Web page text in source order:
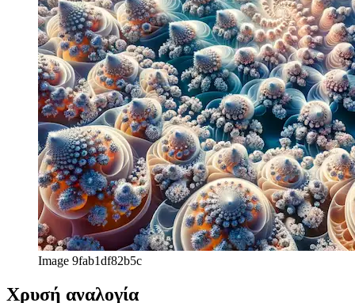
Ένα πολύ διάσημο σχέδιο και συνδέεται κυρίως με τη φυσική
ομορφιά και την αρμονία. Λαμβάνοντας τον ορισμό από τη
wikipedia, στα μαθηματικά, δύο ποσότητες είναι στη χρυσή
αναλογία εάν η αναλογία τους είναι η ίδια με την αναλογία του
αθροίσματος τους προς τη μεγαλύτερη από τις δύο ποσότητες.
Image 2a0c72fb1488
Παράξενος ελκυστήρας
Τι είναι ένας ελκυστής; Λαμβάνοντας μια ιδέα από τη wikipedia για
άλλη μια φορά: Στο μαθηματικό πεδίο των δυναμικών
συστημάτων, ένας ελκυστήρας είναι ένα σύνολο αριθμητικών
τιμών προς τις οποίες ένα σύστημα τείνει να εξελίσσεται, για μια
μεγάλη ποικιλία αρχικών συνθηκών του συστήματος. Οι τιμές
συστήματος που πλησιάζουν αρκετά τις τιμές του ελκυστήρα
παραμένουν κοντά ακόμα και αν είναι ελαφρώς διαταραγμένες. Και
παράξενος ελκυστήρας.